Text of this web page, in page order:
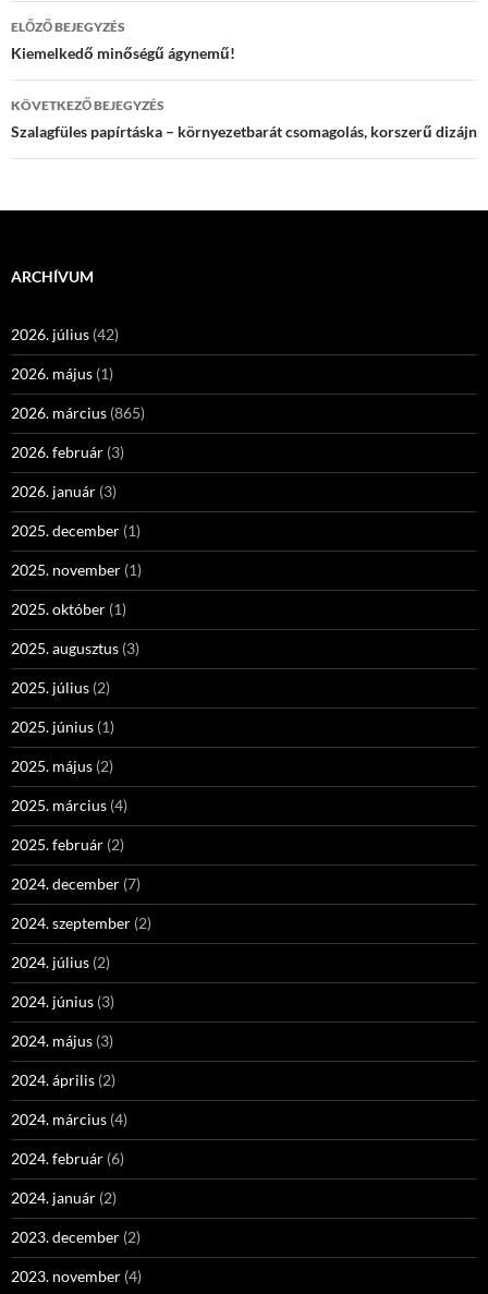
Bejegyzés
navigáció
ELŐZŐ BEJEGYZÉS
Kiemelkedő minőségű ágynemű!
KÖVETKEZŐ BEJEGYZÉS
Szalagfüles papírtáska – környezetbarát csomagolás, korszerű dizájn
ARCHÍVUM
2026. július (42)
2026. május (1)
2026. március (865)
2026. február (3)
2026. január (3)
2025. december (1)
2025. november (1)
2025. október (1)
2025. augusztus (3)
2025. július (2)
2025. június (1)
2025. május (2)
2025. március (4)
2025. február (2)
2024. december (7)
2024. szeptember (2)
2024. július (2)
2024. június (3)
2024. május (3)
2024. április (2)
2024. március (4)
2024. február (6)
2024. január (2)
2023. december (2)
2023. november (4)